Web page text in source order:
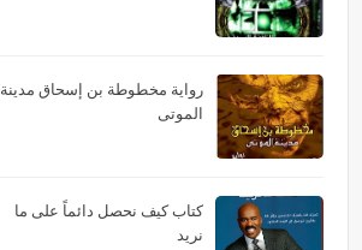
رواية مخطوطة بن إسحاق مدينة
الموتى
كتاب كيف نحصل دائماً على ما
نريد